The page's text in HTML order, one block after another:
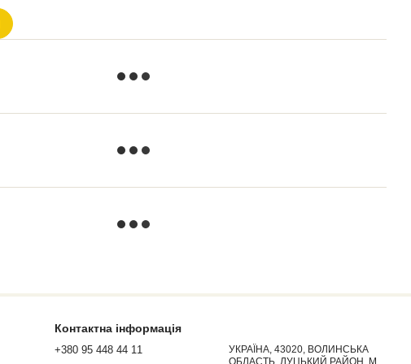
Контактна інформація
+380 95 448 44 11
УКРАЇНА, 43020, ВОЛИНСЬКА
ОБЛАСТЬ, ЛУЦЬКИЙ РАЙОН, М.